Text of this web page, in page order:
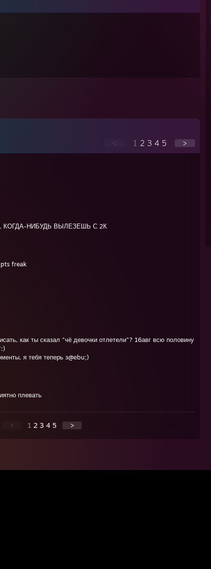
< 1 2 3 4 5 >
КОГДА-НИБУДЬ ВЫЛЕЗЕШЬ С 2К
freak
как ты сказал "чё девочки отлетели"? 16авг всю половину
я тебя теперь з@еbu;)
плевать
< 1 2 3 4 5 >